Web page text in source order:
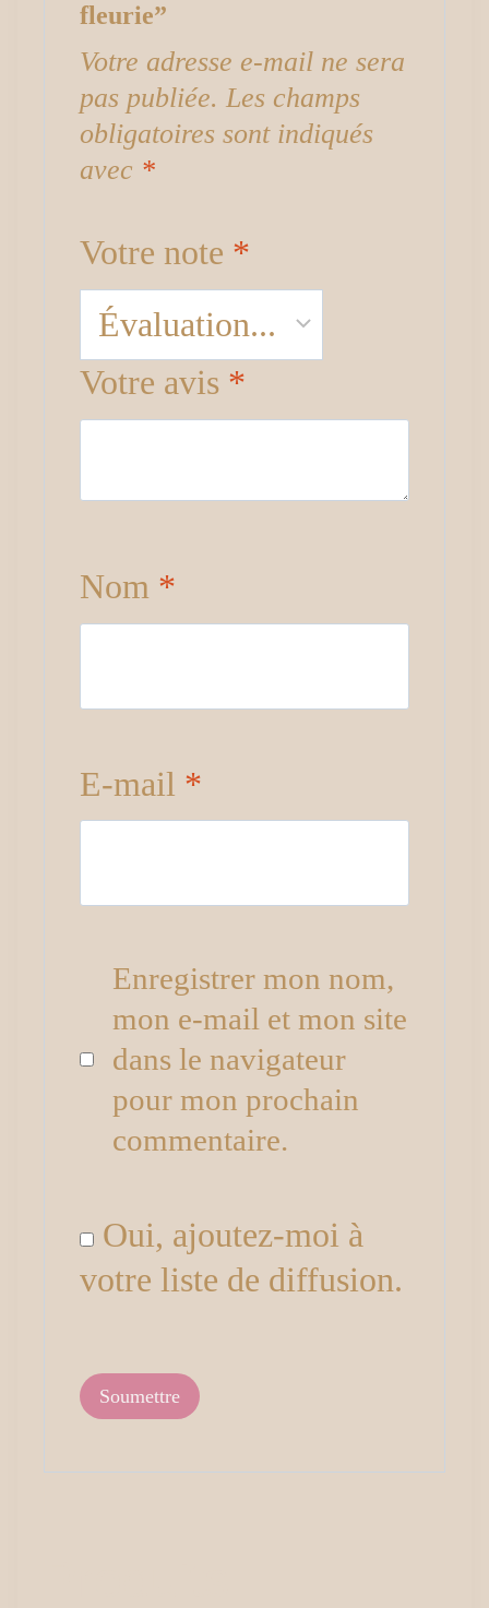
fleurie”
Votre adresse e-mail ne sera
pas publiée. Les champs
obligatoires sont indiqués
avec *
Votre note *
Votre avis *
Nom *
E-mail *
Enregistrer mon nom,
mon e-mail et mon site
dans le navigateur
pour mon prochain
commentaire.
Oui, ajoutez-moi à
votre liste de diffusion.